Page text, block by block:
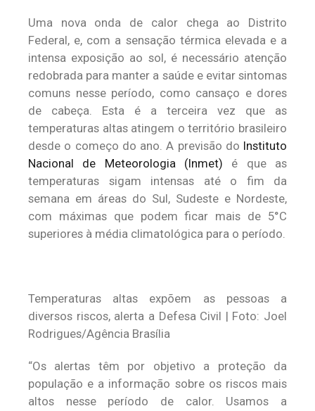
Uma nova onda de calor chega ao Distrito
Federal, e, com a sensação térmica elevada e a
intensa exposição ao sol, é necessário atenção
redobrada para manter a saúde e evitar sintomas
comuns nesse período, como cansaço e dores
de cabeça. Esta é a terceira vez que as
temperaturas altas atingem o território brasileiro
desde o começo do ano. A previsão do Instituto
Nacional de Meteorologia (Inmet) é que as
temperaturas sigam intensas até o fim da
semana em áreas do Sul, Sudeste e Nordeste,
com máximas que podem ficar mais de 5°C
superiores à média climatológica para o período.
Temperaturas altas expõem as pessoas a
diversos riscos, alerta a Defesa Civil | Foto: Joel
Rodrigues/Agência Brasília
“Os alertas têm por objetivo a proteção da
população e a informação sobre os riscos mais
altos nesse período de calor. Usamos a